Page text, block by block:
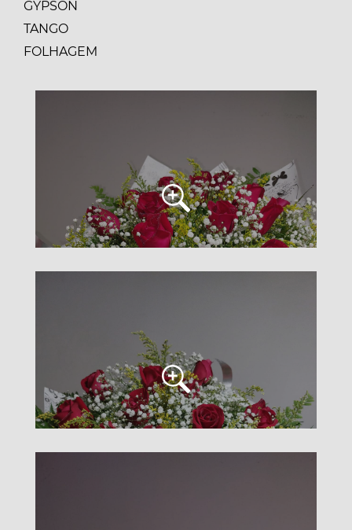
GYPSON
TANGO
FOLHAGEM